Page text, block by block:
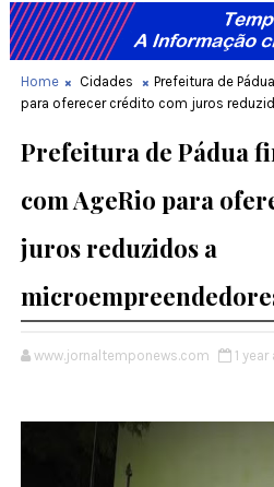
Home Cidades
Prefeitura de
para oferecer crédito com juros
Prefeitura de Pádua
com AgeRio para
juros reduzidos a
www.jornaltemponews.com 1 year